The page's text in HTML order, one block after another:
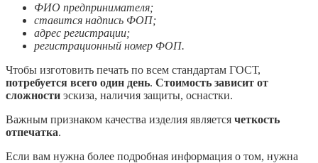
ФИО предпринимателя;
ставится надпись ФОП;
адрес регистрации;
регистрационный номер ФОП.
Чтобы изготовить печать по всем стандартам ГОСТ,
потребуется всего один день. Стоимость зависит от
сложности эскиза, наличия защиты, оснастки.
Важным признаком качества изделия является четкость
отпечатка.
Если вам нужна более подробная информация о том, нужна